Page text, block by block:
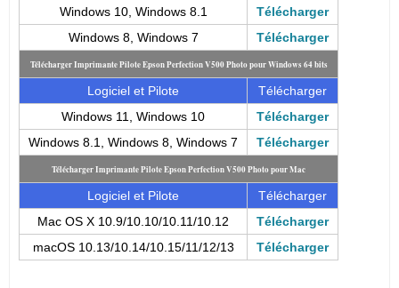
Windows 10, Windows 8.1
Télécharger
Windows 8, Windows 7
Télécharger
Télécharger Imprimante Pilote Epson Perfection V500 Photo pour Windows 64 bits
Logiciel et Pilote
Télécharger
Windows 11, Windows 10
Télécharger
Windows 8.1, Windows 8, Windows 7
Télécharger
Télécharger Imprimante Pilote Epson Perfection V500 Photo pour Mac
Logiciel et Pilote
Télécharger
Mac OS X 10.9/10.10/10.11/10.12
Télécharger
macOS 10.13/10.14/10.15/11/12/13
Télécharger